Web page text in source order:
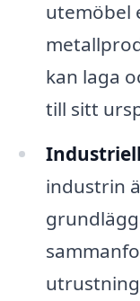
utemöbel
kan laga
till sitt
industrin